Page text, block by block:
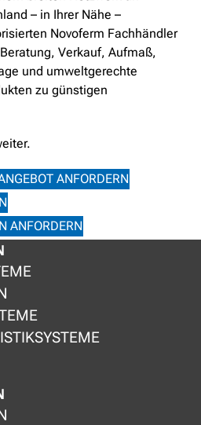
– in Ihrer Nähe –
Novoferm Fachhändler
Verkauf, Aufmaß,
und umweltgerechte
zu günstigen
ANFORDERN
ANFORDERN